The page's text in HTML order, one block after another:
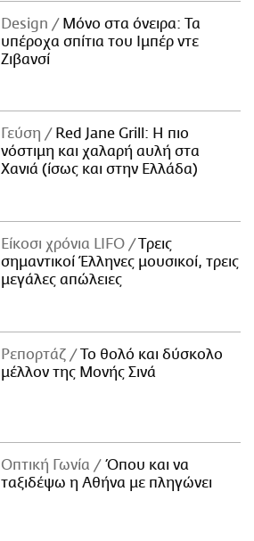
Design
Μόνο στα όνειρα: Τα
υπέροχα σπίτια του Ιμπέρ ντε
Ζιβανσί
Γεύση
Red Jane Grill: Η πιο
νόστιμη και χαλαρή αυλή στα
Χανιά (ίσως και στην Ελλάδα)
Είκοσι χρόνια LIFO
Tρεις
σημαντικοί Έλληνες μουσικοί, τρεις
μεγάλες απώλειες
Ρεπορτάζ
Το θολό και δύσκολο
μέλλον της Μονής Σινά
Οπτική Γωνία
Όπου και να
ταξιδέψω η Αθήνα με πληγώνει